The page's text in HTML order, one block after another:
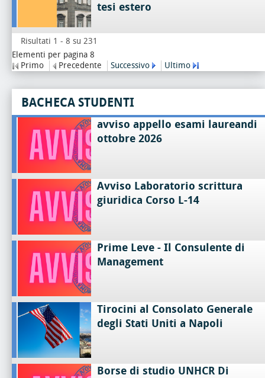
tesi estero
Risultati 1 - 8 su 231
Elementi per pagina 8
Primo
Precedente Successivo Ultimo
BACHECA STUDENTI
avviso appello esami laureandi
ottobre 2026
Avviso Laboratorio scrittura
giuridica Corso L-14
Prime Leve - Il Consulente di
Management
Tirocini al Consolato Generale
degli Stati Uniti a Napoli
Borse di studio UNHCR Di